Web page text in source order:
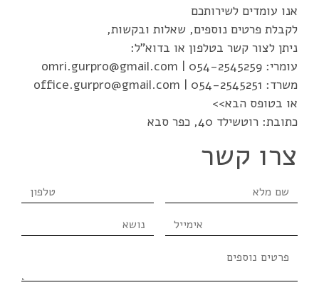
אנו עומדים לשירותכם
לקבלת פרטים נוספים, שאלות ובקשות,
ניתן לצור קשר בטלפון או בדוא"ל:
עומרי: 054-2545259
|
omri.gurpro@gmail.com
משרד: 054-2545251
|
office.gurpro@gmail.com
או בטופס הבא>>
כתובת: רוטשילד 40, כפר סבא
צרו קשר
שם
מלא
נושא
פרטים